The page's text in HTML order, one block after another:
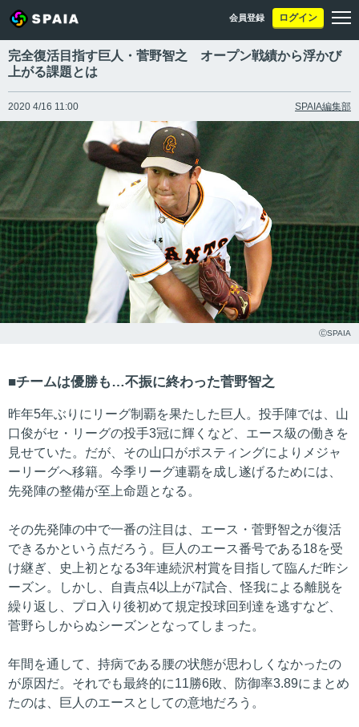
会員登録 ログイン
完全復活目指す巨人・菅野智之 オープン戦績から浮かび
上がる課題とは
2020 4/16 11:00 SPAIA編集部
ⒸSPAIA
チームは優勝も…不振に終わった菅野智之
昨年5年ぶりにリーグ制覇を果たした巨人。投手陣では、山
口俊がセ・リーグの投手3冠に輝くなど、エース級の働きを
見せていた。だが、その山口がポスティングによりメジャ
ーリーグへ移籍。今季リーグ連覇を成し遂げるためには、
先発陣の整備が至上命題となる。
その先発陣の中で一番の注目は、エース・菅野智之が復活
できるかという点だろう。巨人のエース番号である18を受
け継ぎ、史上初となる3年連続沢村賞を目指して臨んだ昨シ
ーズン。しかし、自責点4以上が7試合、怪我による離脱を
繰り返し、プロ入り後初めて規定投球回到達を逃すなど、
菅野らしからぬシーズンとなってしまった。
年間を通して、持病である腰の状態が思わしくなかったの
が原因だ。それでも最終的に11勝6敗、防御率3.89にまとめ
たのは、巨人のエースとしての意地だろう。